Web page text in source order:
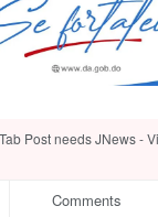
Post needs JNews -
Comments